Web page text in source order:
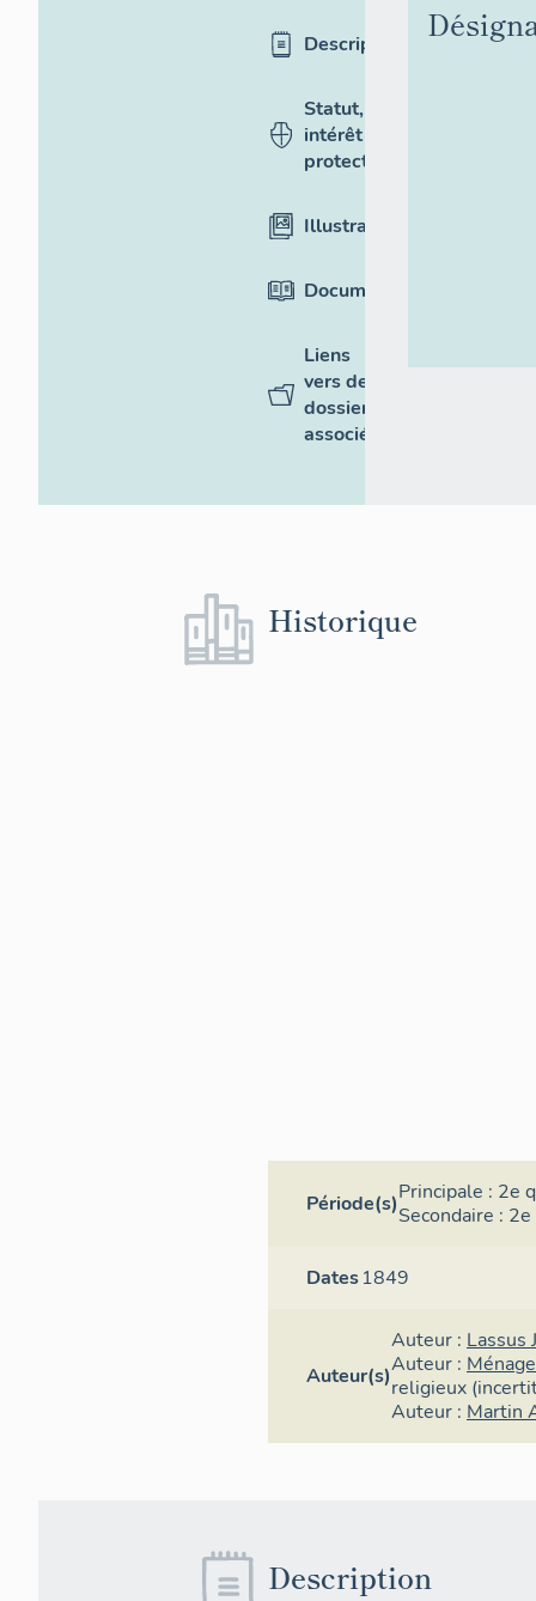
Description
Statut,
intérêt et
protection
Illustrations
Documentation
Liens
vers des
dossiers
associés
Historique
Période(s)Principale : 2e
Secondaire :
Dates1849
Auteur(s)
Auteur : Lassus
Auteur :
religieux
Auteur : Martin
Description